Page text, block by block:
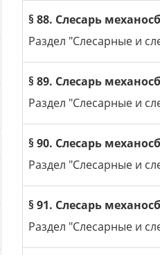
§ 88. Слесарь
Раздел "Слесарные и
§ 89. Слесарь
Раздел "Слесарные и
§ 90. Слесарь
Раздел "Слесарные и
§ 91. Слесарь
Раздел "Слесарные и